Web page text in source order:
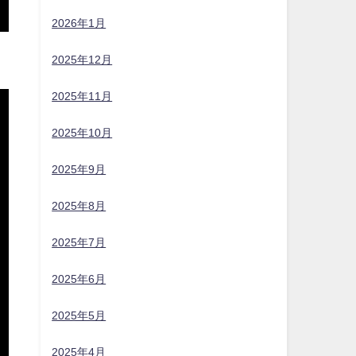
2026年1月
2025年12月
2025年11月
2025年10月
2025年9月
2025年8月
2025年7月
2025年6月
2025年5月
2025年4月